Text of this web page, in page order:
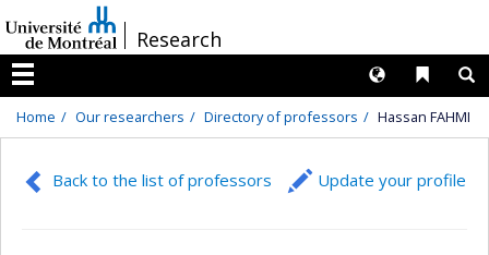
au
contenu
/Research
Menu
Liens
Langues
Home Our researchers Directory of professors Hassan FAHMI
Back to the list of professors Update your profile